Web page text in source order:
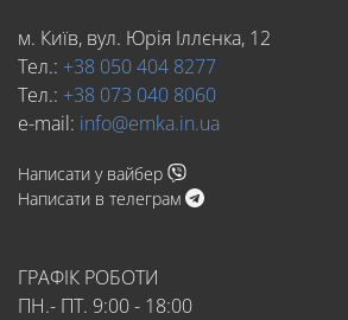
м. Київ, вул. Юрія Іллєнка, 12
Тел.: +38 050 404 8277
Тел.: +38 073 040 8060
e-mail: info@emka.in.ua
Написати у вайбер
Написати в телеграм
ГРАФІК РОБОТИ
ПН.- ПТ. 9:00 - 18:00